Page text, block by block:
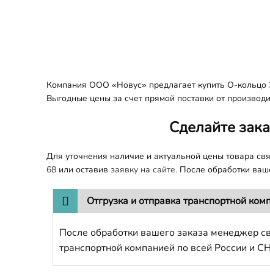
Компания ООО «Новус» предлагает купить О-кольцо
Выгодные цены за счет прямой поставки от
Сделайте
Для уточнения наличие и актуальной цены товара
68 или оставив заявку на сайте. После обработки
Отгрузка и отправка транспортной
После обработки вашего заказа менеджер
транспортной компанией по всей России и